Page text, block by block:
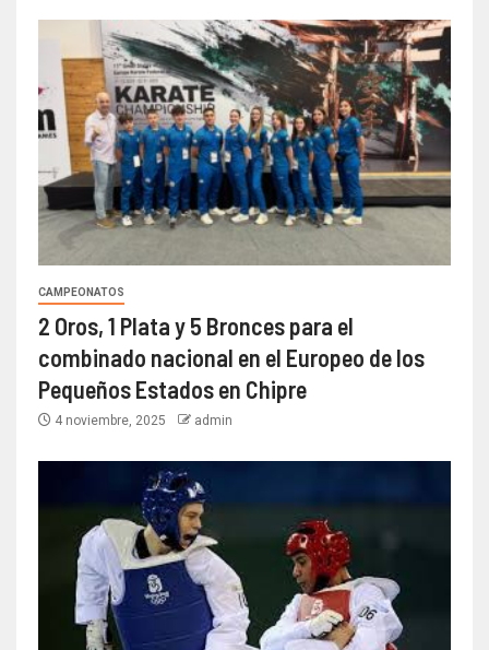
CAMPEONATOS
2 Oros, 1 Plata y 5 Bronces para el
combinado nacional en el Europeo de los
Pequeños Estados en Chipre
4 noviembre, 2025 admin